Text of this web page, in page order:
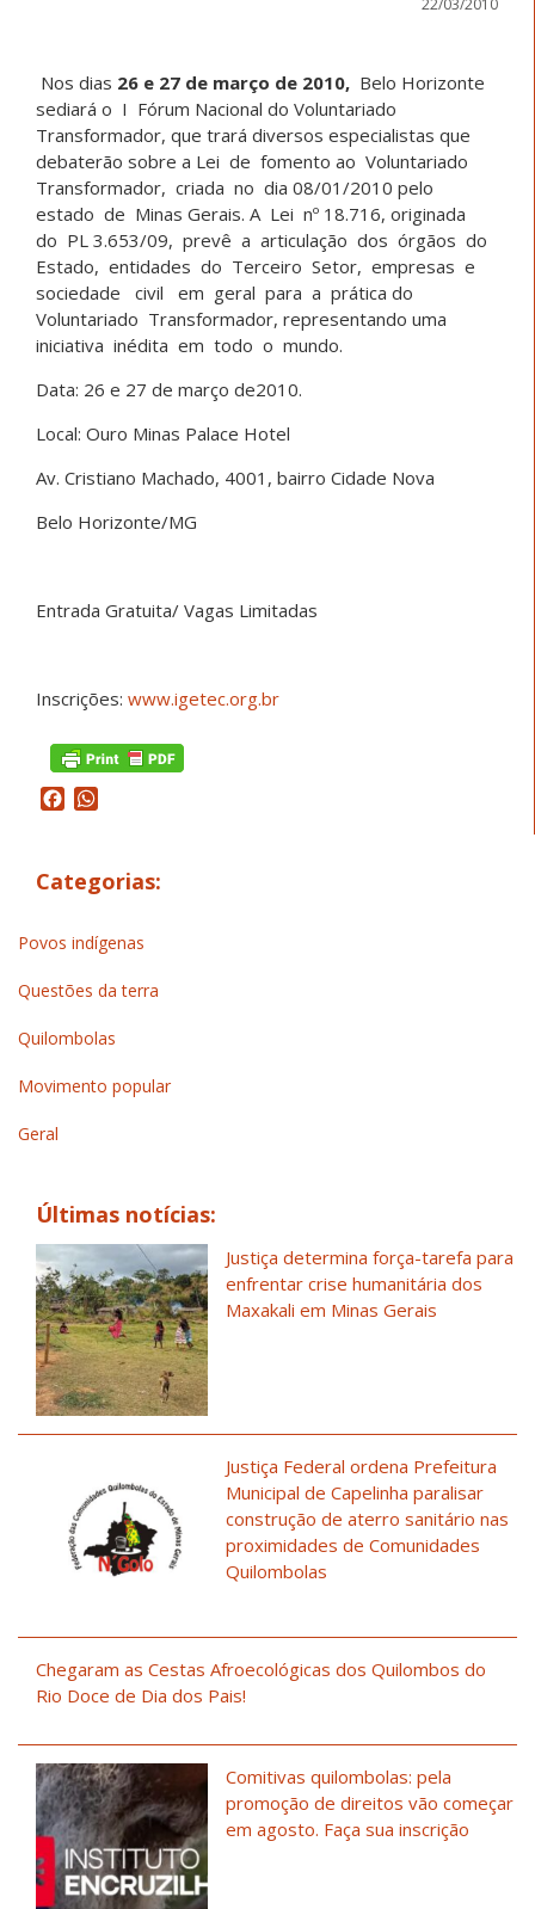
Nos dias 26 e 27 de março de 2010, Belo Horizonte
sediará o I Fórum Nacional do Voluntariado
Transformador, que trará diversos especialistas que
debaterão sobre a Lei de fomento ao Voluntariado
Transformador, criada no dia 08/01/2010 pelo
estado de Minas Gerais. A Lei nº 18.716, originada
do PL 3.653/09, prevê a articulação dos órgãos do
Estado, entidades do Terceiro Setor, empresas e
sociedade civil em geral para a prática do
Voluntariado Transformador, representando uma
iniciativa inédita em todo o mundo.
Data: 26 e 27 de março de2010.
Local: Ouro Minas Palace Hotel
Av. Cristiano Machado, 4001, bairro Cidade Nova
Belo Horizonte/MG
Entrada Gratuita/ Vagas Limitadas
Inscrições: www.igetec.org.br
Facebook
Categorias:
Povos indígenas
Questões da terra
Quilombolas
Movimento popular
Geral
Últimas notícias:
Justiça determina força-tarefa para
enfrentar crise humanitária dos
Maxakali em Minas Gerais
Justiça Federal ordena Prefeitura
Municipal de Capelinha paralisar
construção de aterro sanitário nas
proximidades de Comunidades
Quilombolas
Chegaram as Cestas Afroecológicas dos Quilombos do
Rio Doce de Dia dos Pais!
Comitivas quilombolas: pela
promoção de direitos vão começar
em agosto. Faça sua inscrição